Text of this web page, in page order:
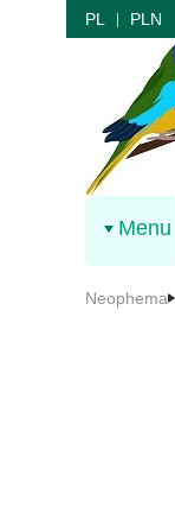
PL PLN
Menu
Neophema